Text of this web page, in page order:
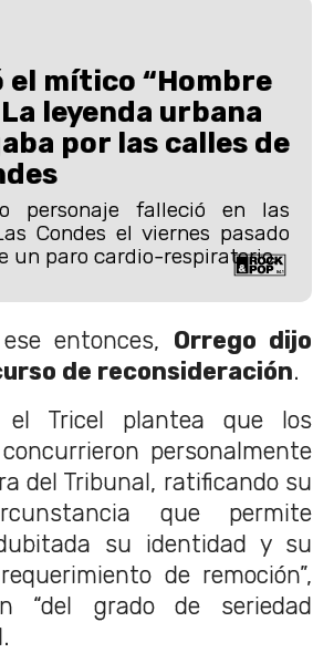
el mítico “Hombre
leyenda urbana
por las calles de
personaje falleció en las
Condes el viernes pasado
un paro cardio-respiratorio.
entonces, Orrego dijo
de reconsideración.
el Tricel plantea que los
personalmente
del Tribunal, ratificando su
que permite
su identidad y su
de remoción”,
“del grado de seriedad